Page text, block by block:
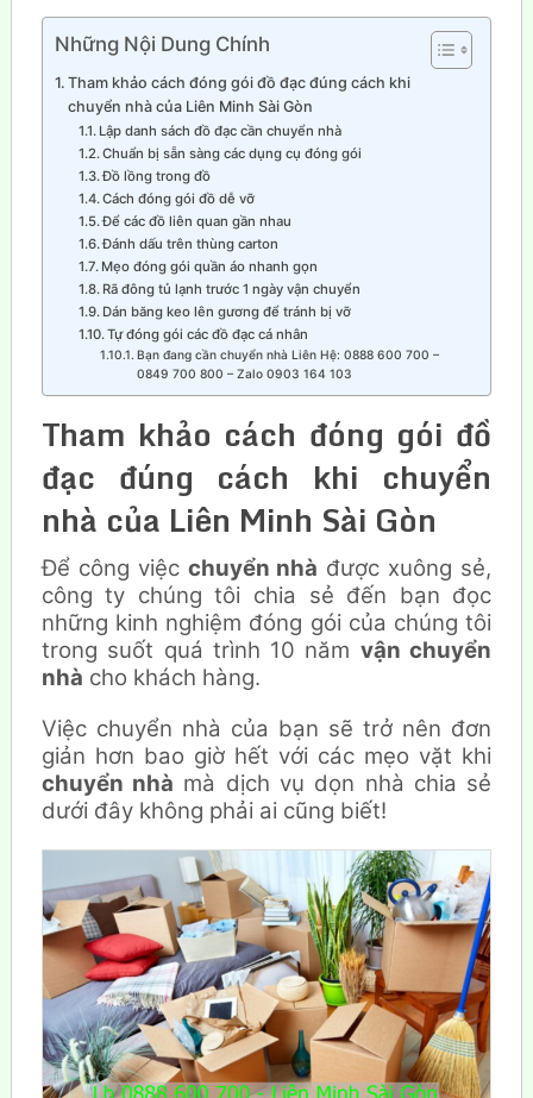
Những Nội Dung Chính
Tham khảo cách đóng gói đồ đạc đúng cách khi
chuyển nhà của Liên Minh Sài Gòn
Lập danh sách đồ đạc cần chuyển nhà
Chuẩn bị sẵn sàng các dụng cụ đóng gói
Đồ lồng trong đồ
Cách đóng gói đồ dễ vỡ
Để các đồ liên quan gần nhau
Đánh dấu trên thùng carton
Mẹo đóng gói quần áo nhanh gọn
Rã đông tủ lạnh trước 1 ngày vận chuyển
Dán băng keo lên gương để tránh bị vỡ
Tự đóng gói các đồ đạc cá nhân
Bạn đang cần chuyển nhà Liên Hệ: 0888 600 700 –
0849 700 800 – Zalo 0903 164 103
Tham khảo cách đóng gói đồ
đạc đúng cách khi chuyển
nhà của Liên Minh Sài Gòn
Để công việc chuyển nhà được xuông sẻ,
công ty chúng tôi chia sẻ đến bạn đọc
những kinh nghiệm đóng gói của chúng tôi
trong suốt quá trình 10 năm vận chuyển
nhà cho khách hàng.
Việc chuyển nhà của bạn sẽ trở nên đơn
giản hơn bao giờ hết với các mẹo vặt khi
chuyển nhà mà dịch vụ dọn nhà chia sẻ
dưới đây không phải ai cũng biết!